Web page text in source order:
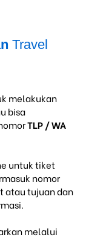
Travel
melakukan
bisa
TLP / WA
untuk tiket
nomor
atau tujuan dan
melalui